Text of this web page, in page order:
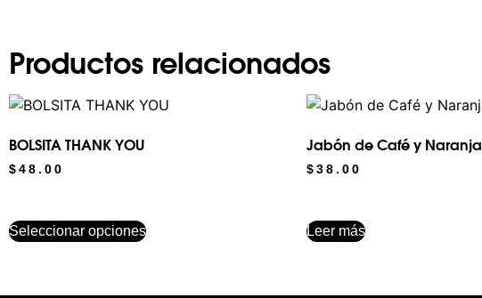
Productos relacionados
BOLSITA THANK YOU
$ 48.00
Seleccionar opciones
Jabón de Café y Naranja
$ 38.00
Leer más